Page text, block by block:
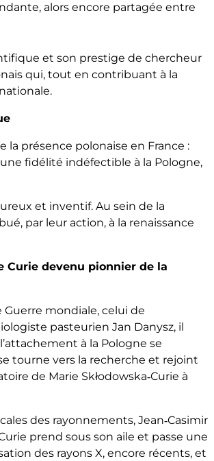
alors encore partagée entre
et son prestige de chercheur
qui, tout en contribuant à la
la présence polonaise en France :
fidélité indéfectible à la Pologne,
et inventif. Au sein de la
par leur action, à la renaissance
Curie devenu pionnier de la
Guerre mondiale, celui de
pasteurien Jan Danysz, il
à la Pologne se
tourne vers la recherche et rejoint
de Marie Skłodowska‑Curie à
des rayonnements, Jean‑Casimir
prend sous son aile et passe une
des rayons X, encore récents, et